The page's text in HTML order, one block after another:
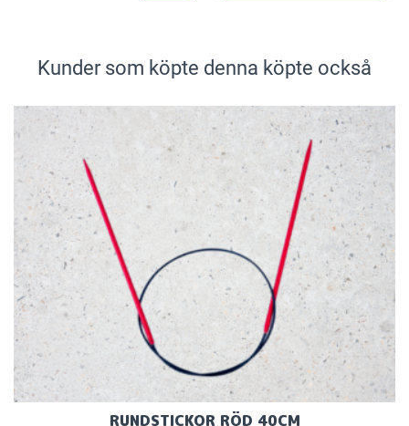
Kunder som köpte denna köpte också
RUNDSTICKOR RÖD 40CM